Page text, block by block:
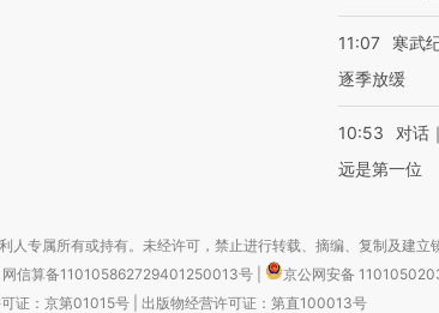
11:07
寒武
逐季放缓
10:53
对话
远是第一位
专属所有或持有。未经许可，禁止进行转载、摘编、复制及建立
网信算备110105862729401250013号
京公网安备
证：京第01015号| 出版物经营许可证：第直100013号